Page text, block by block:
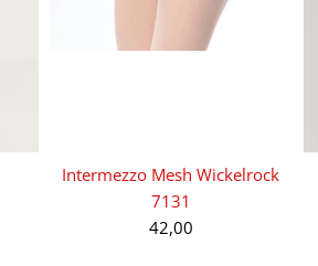
Intermezzo Mesh Wickelrock
7131
42,00